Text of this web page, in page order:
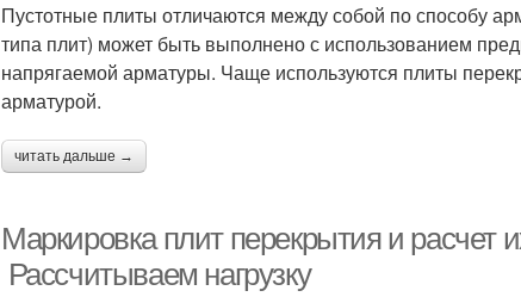
Пустотные плиты отличаются между собой по способу
типа плит) может быть выполнено с использованием
напрягаемой арматуры. Чаще используются плиты
арматурой.
читать дальше →
Маркировка плит перекрытия и расчет
Рассчитываем нагрузку